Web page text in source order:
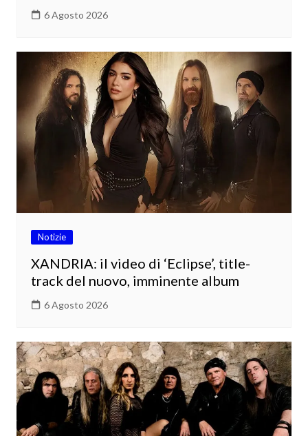
6 Agosto 2026
Notizie
XANDRIA: il video di ‘Eclipse’, title-
track del nuovo, imminente album
6 Agosto 2026